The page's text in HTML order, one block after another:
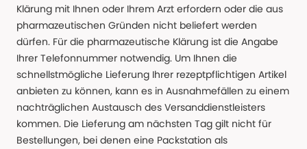
Klärung mit Ihnen oder Ihrem Arzt erfordern oder die aus
pharmazeutischen Gründen nicht beliefert werden
dürfen. Für die pharmazeutische Klärung ist die Angabe
Ihrer Telefonnummer notwendig. Um Ihnen die
schnellstmögliche Lieferung Ihrer rezeptpflichtigen Artikel
anbieten zu können, kann es in Ausnahmefällen zu einem
nachträglichen Austausch des Versanddienstleisters
kommen. Die Lieferung am nächsten Tag gilt nicht für
Bestellungen, bei denen eine Packstation als